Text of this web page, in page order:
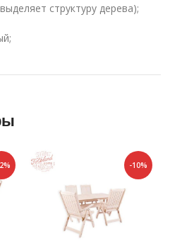
структуру дерева);
-10%